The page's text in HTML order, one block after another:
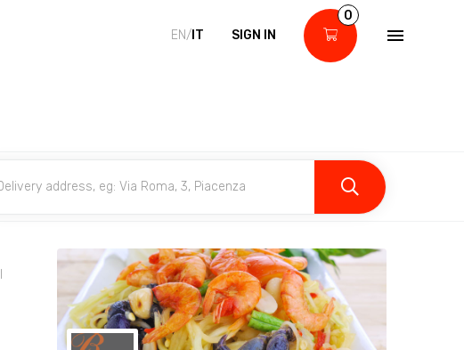
EN/ IT SIGN IN
0